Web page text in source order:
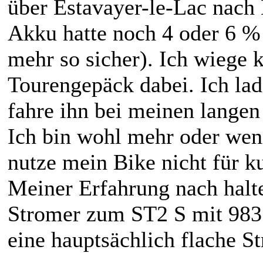
über Estavayer-le-Lac
Akku hatte noch 4 oder 6
mehr so sicher). Ich wiege
Tourengepäck dabei. Ich
fahre ihn bei meinen
Ich bin wohl mehr oder
nutze mein Bike nicht für
Meiner Erfahrung nach
Stromer zum ST2 S mit
eine hauptsächlich flache